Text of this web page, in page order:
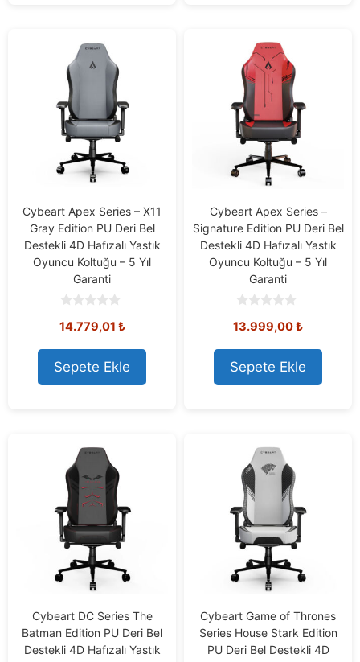
Cybeart Apex Series – X11
Gray Edition PU Deri Bel
Destekli 4D Hafızalı Yastık
Oyuncu Koltuğu – 5 Yıl
Garanti
o
t
o
f
5
14.779,01 ₺
Sepete Ekle
Cybeart Apex Series –
Signature Edition PU Deri Bel
Destekli 4D Hafızalı Yastık
Oyuncu Koltuğu – 5 Yıl
Garanti
o
t
o
f
5
13.999,00₺
Sepete Ekle
Cybeart DC Series The
Batman Edition PU Deri Bel
Destekli 4D Hafızalı Yastık
Cybeart Game of Thrones
Series House Stark Edition
PU Deri Bel Destekli 4D